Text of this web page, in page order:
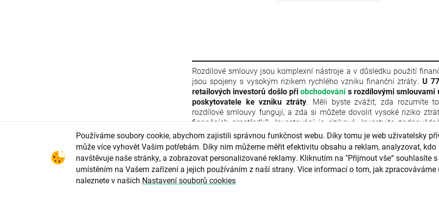
Rozdílové smlouvy jsou komplexní nástroje a v důsledku použití
jsou spojeny s vysokým rizikem rychlého vzniku finanční ztráty. U
retailových investorů došlo přiobchodovánís rozdílovými smlouvami
poskytovatele ke vzniku ztráty. Měli byste zvážit, zda rozumíte
rozdílové smlouvy fungují, a zda si můžete dovolit vysoké riziko
finančních prostředků. Investování je rizikové. Investujte
materiál je marketingovou komunikací ve smyslu čl. 24 odst. 3
Evropského parlamentu a Rady 2014/65/EU ze dne 15. května 2014
finančních nástrojů, kterou se mění směrnice 2002/92/ES a
2011/61/EU (MiFID II). Marketingová komunikace není investiční
ani informace doporučující či navrhující investiční strategii ve smyslu
Evropského parlamentu a Rady (EU) č. 596/2014 ze dne 16. dubna
Používáme soubory cookie, abychom zajistili správnou funkčnost webu. Díky tomu je web uživatelsky
může více vyhovět Vašim potřebám. Díky nim můžeme měřit efektivitu obsahu a reklam, analyzovat, kdo
navštěvuje naše stránky, a zobrazovat personalizované reklamy. Kliknutím na "Přijmout vše“ souhlasíte
umístěním na Vašem zařízení a jejich používáním z naší strany. Více informací o tom, jak zpracováváme
naleznete v našich Nastavení souborů cookies